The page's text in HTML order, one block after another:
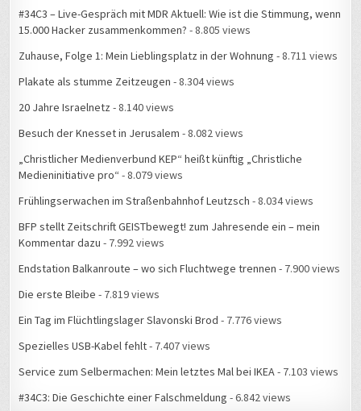
#34C3 – Live-Gespräch mit MDR Aktuell: Wie ist die Stimmung, wenn
15.000 Hacker zusammenkommen? - 8.805 views
Zuhause, Folge 1: Mein Lieblingsplatz in der Wohnung - 8.711 views
Plakate als stumme Zeitzeugen - 8.304 views
20 Jahre Israelnetz - 8.140 views
Besuch der Knesset in Jerusalem - 8.082 views
„Christlicher Medienverbund KEP“ heißt künftig „Christliche
Medieninitiative pro“ - 8.079 views
Frühlingserwachen im Straßenbahnhof Leutzsch - 8.034 views
BFP stellt Zeitschrift GEISTbewegt! zum Jahresende ein – mein
Kommentar dazu - 7.992 views
Endstation Balkanroute – wo sich Fluchtwege trennen - 7.900 views
Die erste Bleibe - 7.819 views
Ein Tag im Flüchtlingslager Slavonski Brod - 7.776 views
Spezielles USB-Kabel fehlt- 7.407 views
Service zum Selbermachen: Mein letztes Mal bei IKEA- 7.103 views
#34C3: Die Geschichte einer Falschmeldung - 6.842 views